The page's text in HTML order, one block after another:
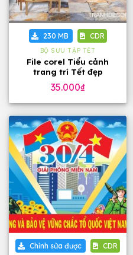
230 MB CDR
BỘ SƯU TẬP TẾT
File corel Tiểu cảnh
trang trí Tết đẹp
35.000₫
Chỉnh sửa được CDR